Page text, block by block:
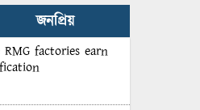
জনপ্রিয়
factories earn